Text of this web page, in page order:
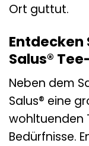
Ort guttut.
Entdecken
Salus®
Neben dem
Salus® eine
wohltuenden
Bedürfnisse.